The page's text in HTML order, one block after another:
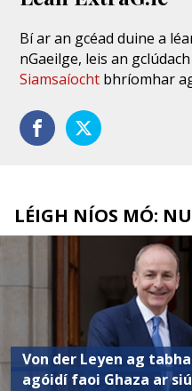
Bí ar an gcéad duine a
nGaeilge, leis an
Siamsaíocht bhríomhar
LÉIGH NÍOS MÓ:
Von der Leyen ag
agóidí faoi Ghaza ar